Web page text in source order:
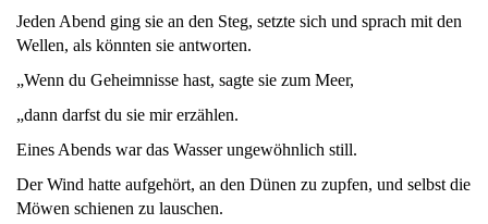
Jeden Abend ging sie an den Steg, setzte sich und sprach mit den
Wellen, als könnten sie antworten.
„Wenn du Geheimnisse hast, sagte sie zum Meer,
„dann darfst du sie mir erzählen.
Eines Abends war das Wasser ungewöhnlich still.
Der Wind hatte aufgehört, an den Dünen zu zupfen, und selbst die
Möwen schienen zu lauschen.